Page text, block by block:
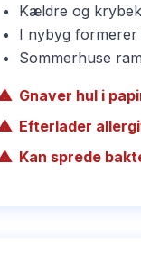
Kældre og
I nybyg formerer
Sommerhuse
Gnaver hul i
Efterlader
Kan sprede